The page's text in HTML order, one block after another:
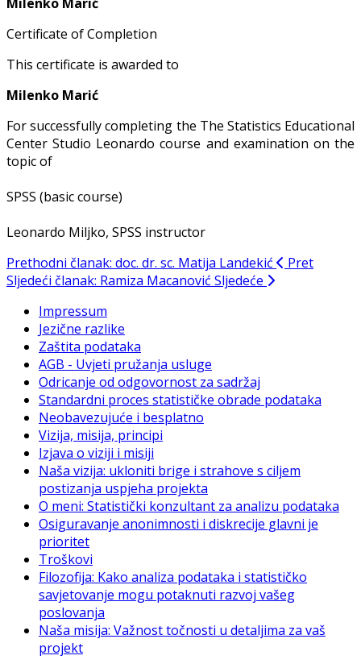
Certificate of Completion
This certificate is awarded to
Milenko Marić
For successfully completing the The Statistics Educational
Center Studio Leonardo course and examination on the
topic of
SPSS (basic course)
Leonardo Miljko, SPSS instructor
Prethodni članak: doc. dr. sc. Matija Landekić
Pret
Sljedeći članak: Ramiza Macanović Sljedeće
Impressum
Jezične razlike
Zaštita podataka
AGB - Uvjeti pružanja usluge
Odricanje od odgovornost za sadržaj
Standardni proces statističke obrade podataka
Neobavezujuće i besplatno
Vizija, misija, principi
Izjava o viziji i misiji
Naša vizija: ukloniti brige i strahove s ciljem
postizanja uspjeha projekta
O meni: Statistički konzultant za analizu podataka
Osiguravanje anonimnosti i diskrecije glavni je
prioritet
Troškovi
Filozofija: Kako analiza podataka i statističko
savjetovanje mogu potaknuti razvoj vašeg
poslovanja
Naša misija: Važnost točnosti u detaljima za vaš
projekt